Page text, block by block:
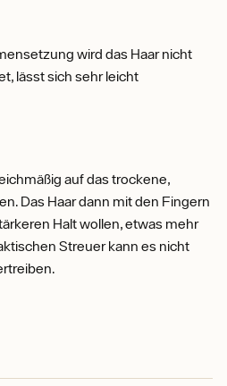
wird das Haar nicht
lässt sich sehr leicht
auf das trockene,
Das Haar dann mit den Fingern
Halt wollen, etwas mehr
Streuer kann es nicht